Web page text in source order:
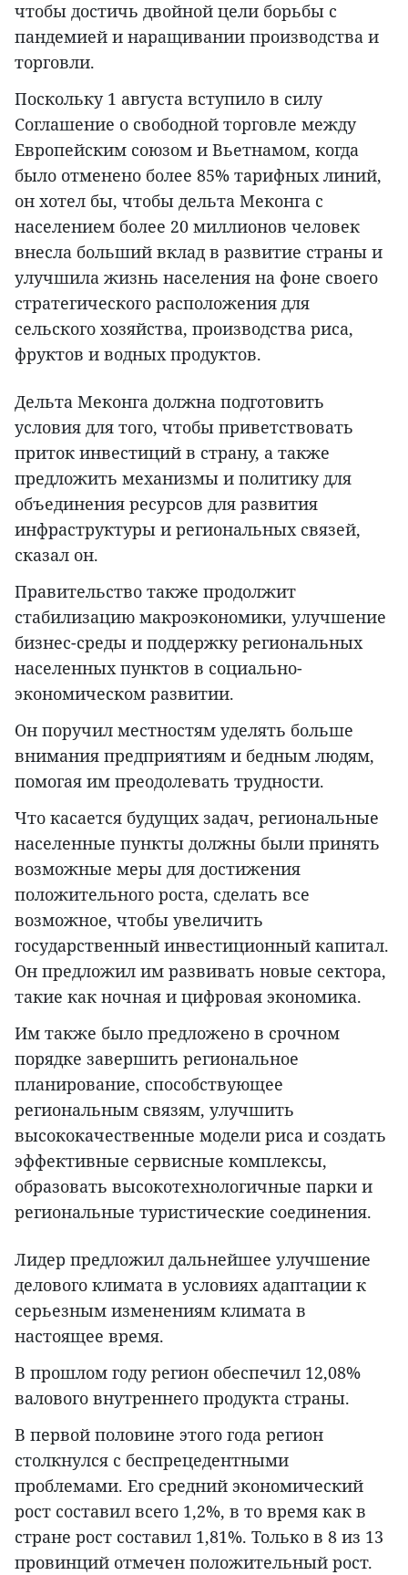
чтобы достичь двойной цели борьбы с
пандемией и наращивании производства и
торговли.
Поскольку 1 августа вступило в силу
Соглашение о свободной торговле между
Европейским союзом и Вьетнамом, когда
было отменено более 85% тарифных линий,
он хотел бы, чтобы дельта Меконга с
населением более 20 миллионов человек
внесла больший вклад в развитие страны и
улучшила жизнь населения на фоне своего
стратегического расположения для
сельского хозяйства, производства риса,
фруктов и водных продуктов.
Дельта Меконга должна подготовить
условия для того, чтобы приветствовать
приток инвестиций в страну, а также
предложить механизмы и политику для
объединения ресурсов для развития
инфраструктуры и региональных связей,
сказал он.
Правительство также продолжит
стабилизацию макроэкономики, улучшение
бизнес-среды и поддержку региональных
населенных пунктов в социально-
экономическом развитии.
Он поручил местностям уделять больше
внимания предприятиям и бедным людям,
помогая им преодолевать трудности.
Что касается будущих задач, региональные
населенные пункты должны были принять
возможные меры для достижения
положительного роста, сделать все
возможное, чтобы увеличить
государственный инвестиционный капитал.
Он предложил им развивать новые сектора,
такие как ночная и цифровая экономика.
Им также было предложено в срочном
порядке завершить региональное
планирование, способствующее
региональным связям, улучшить
высококачественные модели риса и создать
эффективные сервисные комплексы,
образовать высокотехнологичные парки и
региональные туристические соединения.
Лидер предложил дальнейшее улучшение
делового климата в условиях адаптации к
серьезным изменениям климата в
настоящее время.
В прошлом году регион обеспечил 12,08%
валового внутреннего продукта страны.
В первой половине этого года регион
столкнулся с беспрецедентными
проблемами. Его средний экономический
рост составил всего 1,2%, в то время как в
стране рост составил 1,81%. Только в 8 из 13
провинций отмечен положительный рост.